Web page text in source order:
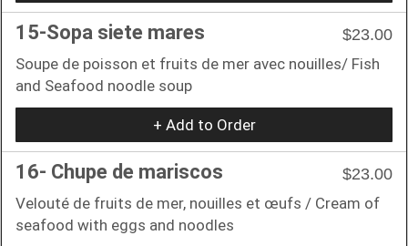
15-Sopa siete mares
$23.00
Soupe de poisson et fruits de mer avec nouilles/ Fish
and Seafood noodle soup
+ Add to Order
16- Chupe de mariscos
$23.00
Velouté de fruits de mer, nouilles et œufs / Cream of
seafood with eggs and noodles